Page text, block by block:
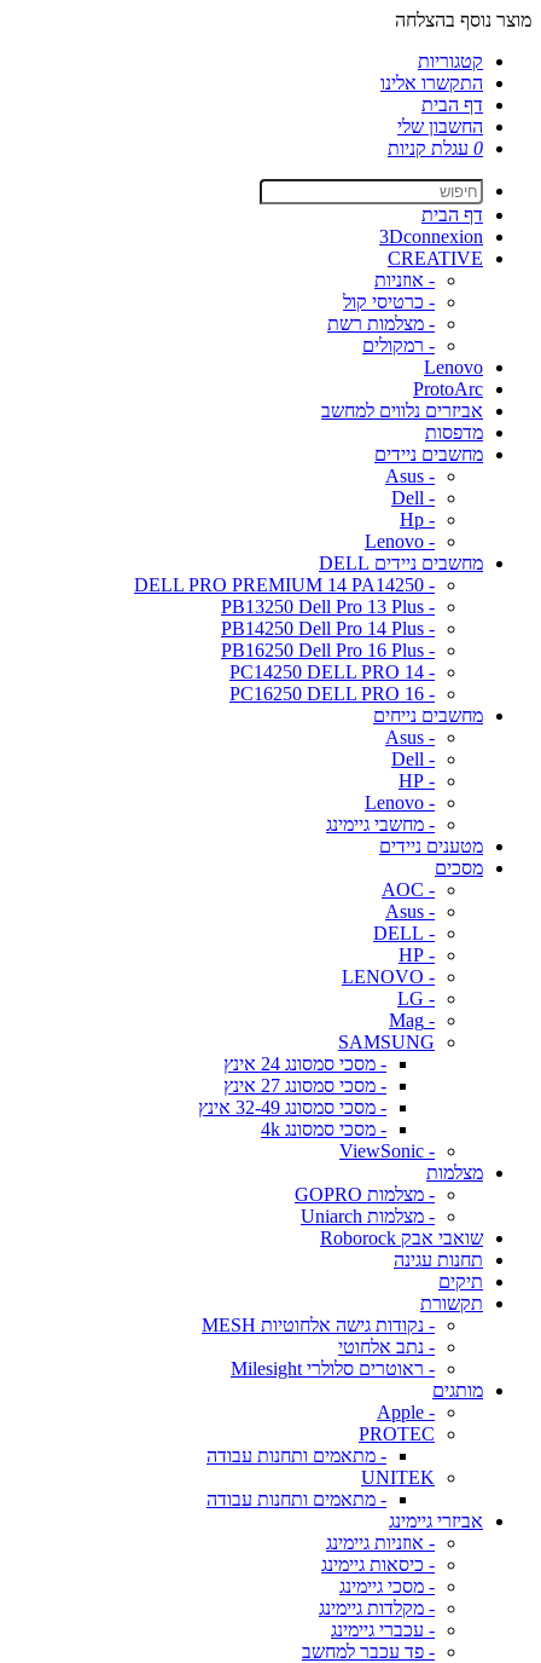
מוצר נוסף בהצלחה
קטגוריות
התקשרו אלינו
דף הבית
החשבון שלי
0 עגלת קניות
דף הבית
3Dconnexion
CREATIVE
- אוזניות
- כרטיסי קול
- מצלמות רשת
- רמקולים
Lenovo
ProtoArc
אביזרים נלווים למחשב
מדפסות
מחשבים ניידים
- Asus
- Dell
- Hp
- Lenovo
מחשבים ניידים DELL
- DELL PRO PREMIUM 14 PA14250
- PB13250 Dell Pro 13 Plus
- PB14250 Dell Pro 14 Plus
- PB16250 Dell Pro 16 Plus
- PC14250 DELL PRO 14
- PC16250 DELL PRO 16
מחשבים נייחים
- Asus
- Dell
- HP
- Lenovo
- מחשבי גיימינג
מטענים ניידים
מסכים
- AOC
- Asus
- DELL
- HP
- LENOVO
- LG
- Mag
SAMSUNG
- מסכי סמסונג 24 אינץ
- מסכי סמסונג 27 אינץ
- מסכי סמסונג 32-49 אינץ
- מסכי סמסונג 4k
- ViewSonic
מצלמות
- מצלמות GOPRO
- מצלמות Uniarch
שואבי אבק Roborock
תחנות עגינה
תיקים
תקשורת
- נקודות גישה אלחוטיות MESH
- נתב אלחוטי
- ראוטרים סלולרי Milesight
מותגים
- Apple
PROTEC
- מתאמים ותחנות עבודה
UNITEK
- מתאמים ותחנות עבודה
אביזרי גיימינג
- אוזניות גיימינג
- כיסאות גיימינג
- מסכי גיימינג
- מקלדות גיימינג
- עכברי גיימינג
- פד עכבר למחשב